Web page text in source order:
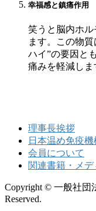
幸福感と鎮痛作用
笑うと脳内ホ
ます。この物
ハイ”の要因と
痛みを軽減しま
理事長挨拶
日本温め免疫
会員について
関連書籍・メ
Copyright © 一般社団
Reserved.